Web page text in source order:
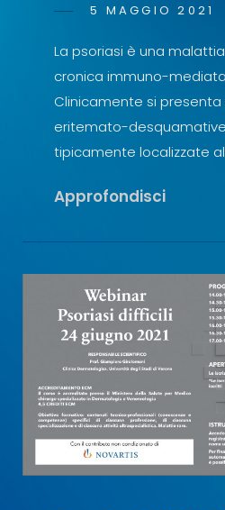
POSTED
5 MAGGIO 2021
La psoriasi è una
cronica immuno-
Clinicamente si
eritemato-
tipicamente localizzate
ApprofondisciLa
Della
Psoriasi
Grave
Ai
Tempi
Della
Covid
19